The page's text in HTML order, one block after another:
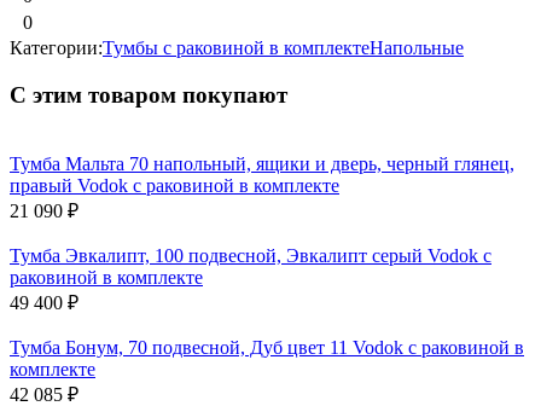
0
Категории:Тумбы c раковиной в комплектеНапольные
С этим товаром покупают
Тумба Мальта 70 напольный, ящики и дверь, черный глянец,
правый Vodok с раковиной в комплекте
21 090 ₽
Тумба Эвкалипт, 100 подвесной, Эвкалипт серый Vodok с
раковиной в комплекте
49 400 ₽
Тумба Бонум, 70 подвесной, Дуб цвет 11 Vodok с раковиной в
комплекте
42 085 ₽